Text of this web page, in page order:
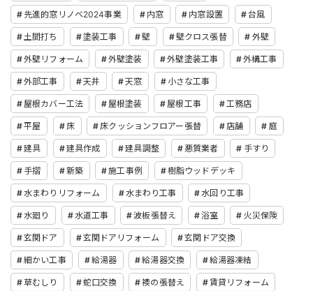
先進的窓リノベ2024事業 内窓 内窓設置 台風
土間打ち 塗装工事 壁 壁クロス張替 外壁
外壁リフォーム 外壁塗装 外壁塗装工事 外構工事
外部工事 天井 天窓 小さな工事
屋根カバー工法 屋根塗装 屋根工事 工務店
平屋 床 床クッションフロアー張替 店舗 庭
建具 建具作成 建具調整 悪質業者 手すり
手摺 新築 施工事例 樹脂ウッドデッキ
水まわりリフォーム 水まわり工事 水回り工事
水廻り 水道工事 波板張替え 浴室 火災保険
玄関ドア 玄関ドアリフォーム 玄関ドア交換
細かい工事 給湯器 給湯器交換 給湯器凍結
草むしり 蛇口交換 襖の張替え 賃貸リフォーム